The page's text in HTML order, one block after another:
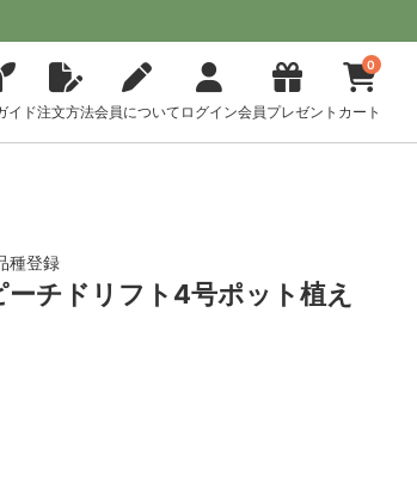
イド注文方法会員について ログイン会員プレゼント
0
カート
種登録
チドリフト4号ポット植え